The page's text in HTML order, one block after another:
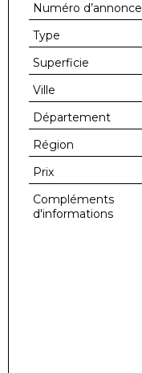
Numéro d’annonce
Type
Superficie
Ville
Département
Région
Prix
Compléments
d'informations